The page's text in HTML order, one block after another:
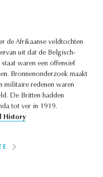
de Afrikaanse veldtochten
uit dat de Belgisch-
waren een offensief
Bronnenonderzoek maakt
militaire redenen waren
De Britten hadden
tot ver in 1919.
History